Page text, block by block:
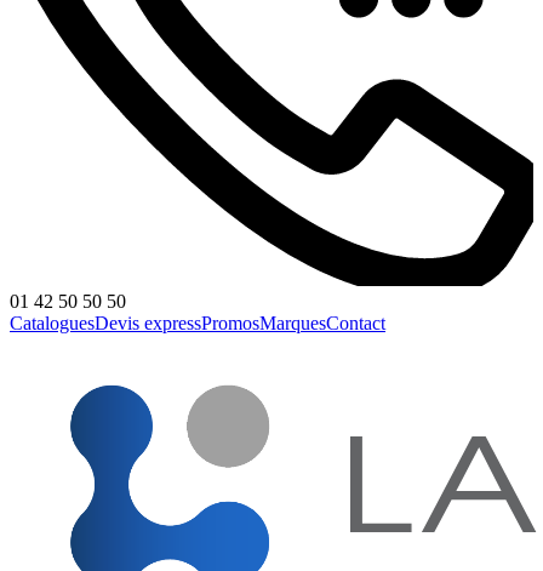
01 42 50 50 50
CataloguesDevis expressPromosMarquesContact